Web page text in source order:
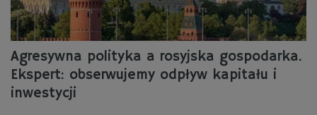
Agresywna polityka a rosyjska gospodarka.
Ekspert: obserwujemy odpływ kapitału i
inwestycji